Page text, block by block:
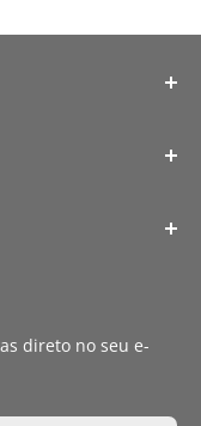
direto no seu e-